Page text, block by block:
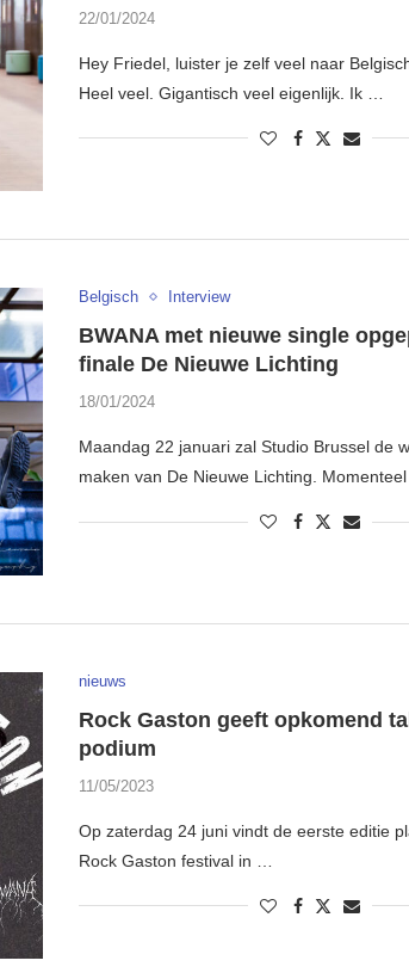
22/01/2024
Hey Friedel, luister je zelf veel naar
Heel veel. Gigantisch veel eigenlijk. Ik …
Belgisch Interview
BWANA met nieuwe single
finale De Nieuwe Lichting
18/01/2024
Maandag 22 januari zal Studio Brussel de
maken van De Nieuwe Lichting.
nieuws
Rock Gaston geeft opkomend
podium
11/05/2023
Op zaterdag 24 juni vindt de eerste editie
Rock Gaston festival in …